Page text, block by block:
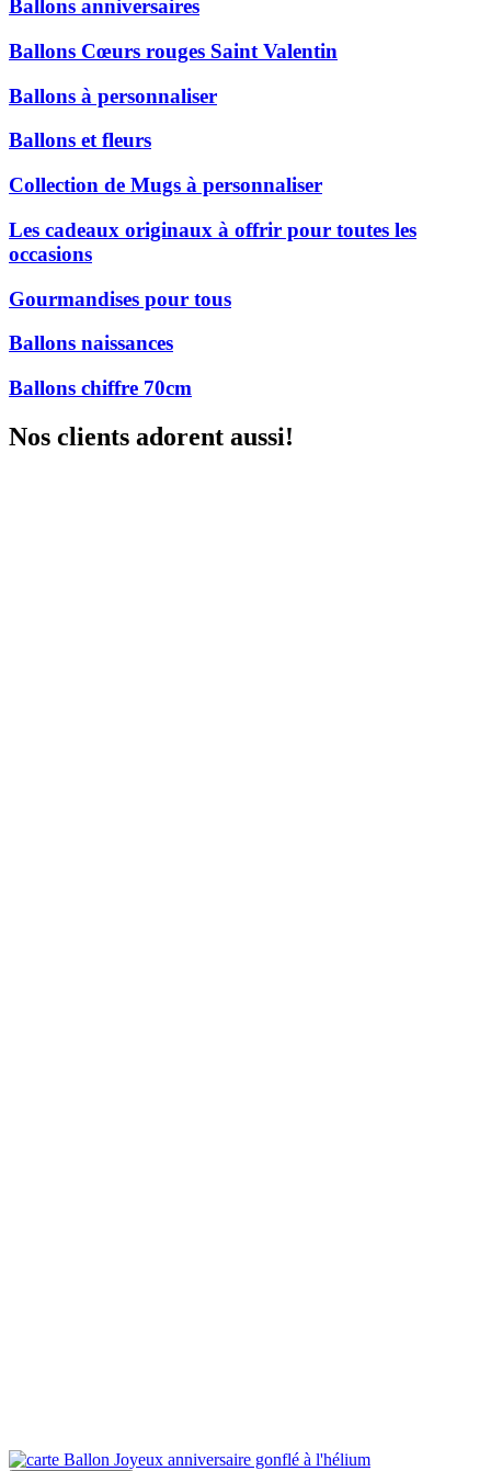
Ballons anniversaires
Ballons Cœurs rouges Saint Valentin
Ballons à personnaliser
Ballons et fleurs
Collection de Mugs à personnaliser
Les cadeaux originaux à offrir pour toutes les
occasions
Gourmandises pour tous
Ballons naissances
Ballons chiffre 70cm
Nos clients adorent aussi!